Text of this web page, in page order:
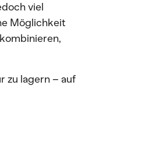
viel
Möglichkeit
zu lagern – auf